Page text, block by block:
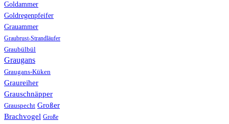
Goldammer
Goldregenpfeifer
Grauammer
Graubrust-Strandläufer
Graubülbül
Graugans
Graugans-Küken
Graureiher
Grauschnäpper
Grauspecht Großer
Brachvogel Große